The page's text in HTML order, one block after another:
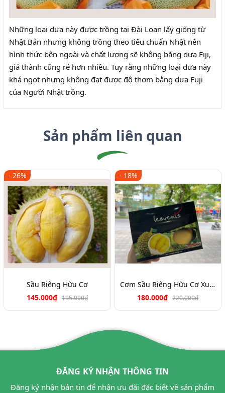
Những loại dưa này được trồng tại Đài Loan lấy giống từ
Nhật Bản nhưng không trồng theo tiêu chuẩn Nhật nên
hình thức bên ngoài và chất lượng sẽ không bằng dưa Fiji,
giá thành cũng rẻ hơn nhiều. Tuy rằng những loại dưa này
khá ngọt nhưng không đạt được độ thơm bằng dưa Fuji
của Người Nhật trồng.
Sản phẩm liên quan
- 26%
Sầu Riêng Hữu Cơ
145.000₫ 195.000₫
- 18%
Cơm Sầu Riêng Hữu Cơ Xuất Khẩu
180.000₫ 220.000₫
ĐĂNG KÝ NHẬN THÔNG TIN
Đăng ký nhận bản tin để nhận ưu đãi đặc biệt về sản phẩm